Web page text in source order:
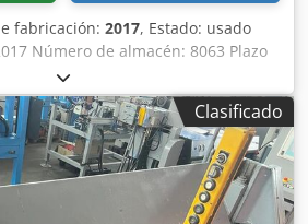
fabricación: 2017, Estado: usado
Número de almacén: 8063 Plazo
venta previa reservada
País de origen: China Precio: 1330
de plegado: 1020 mm
N/mm²): 1,5 mm Ángulo máx. de
1348 mm Ancho: 850 mm Altura:
Regleta segmentada en la viga
Manual de instrucciones en
Clasificado